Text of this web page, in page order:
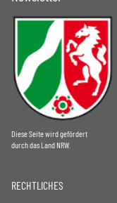
Diese Seite wird gefördert
durch das Land NRW.
RECHTLICHES